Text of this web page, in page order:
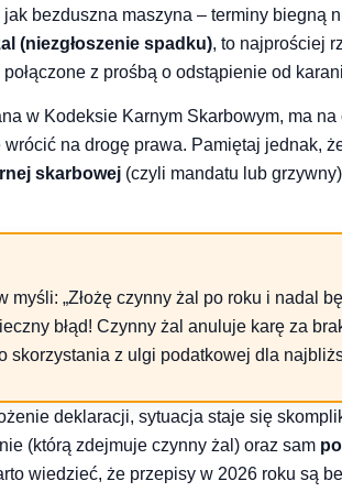
jak bezduszna maszyna – terminy biegną
(niezgłoszenie spadku), to najprościej
z prośbą o odstąpienie od
w Kodeksie Karnym Skarbowym, ma na
na drogę prawa. Pamiętaj jednak,
skarbowej (czyli mandatu lub
myśli: „Złożę czynny żal po roku i nadal
błąd! Czynny żal anuluje karę za
skorzystania z ulgi podatkowej dla
deklaracji, sytuacja staje się
(którą zdejmuje czynny żal) oraz sam
wiedzieć, że przepisy w 2026 roku są